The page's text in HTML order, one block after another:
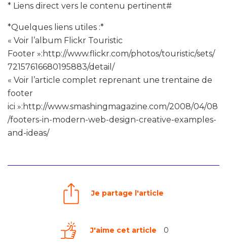
* Liens direct vers le contenu pertinent#
*Quelques liens utiles :*
« Voir l’album Flickr Touristic
Footer »:http://www.flickr.com/photos/touristic/sets/
72157616680195883/detail/
« Voir l’article complet reprenant une trentaine de
footer
ici »:http://www.smashingmagazine.com/2008/04/08
/footers-in-modern-web-design-creative-examples-
and-ideas/
Je partage l'article
J'aime cet article 0